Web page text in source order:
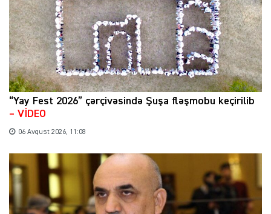
“Yay Fest 2026” çərçivəsində Şuşa fləşmobu keçirilib
– VİDEO
06 Avqust 2026, 11:08